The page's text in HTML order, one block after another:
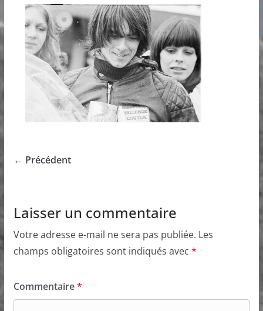
← Précédent
Laisser un commentaire
Votre adresse e-mail ne sera pas publiée. Les
champs obligatoires sont indiqués avec *
Commentaire*